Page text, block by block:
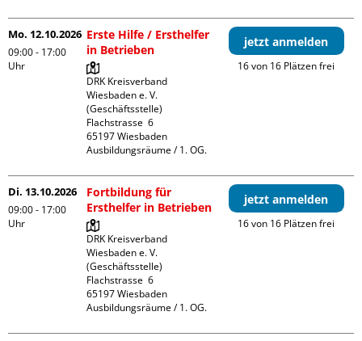
Mo. 12.10.2026
09:00 - 17:00
Uhr
Erste Hilfe / Ersthelfer
in Betrieben
DRK Kreisverband
Wiesbaden e. V.
(Geschäftsstelle)
Flachstrasse  6
65197 Wiesbaden
Ausbildungsräume / 1. OG.
jetzt anmelden
16 von 16 Plätzen frei
Di. 13.10.2026
09:00 - 17:00
Uhr
Fortbildung für
Ersthelfer in Betrieben
DRK Kreisverband
Wiesbaden e. V.
(Geschäftsstelle)
Flachstrasse  6
65197 Wiesbaden
Ausbildungsräume / 1. OG.
jetzt anmelden
16 von 16 Plätzen frei